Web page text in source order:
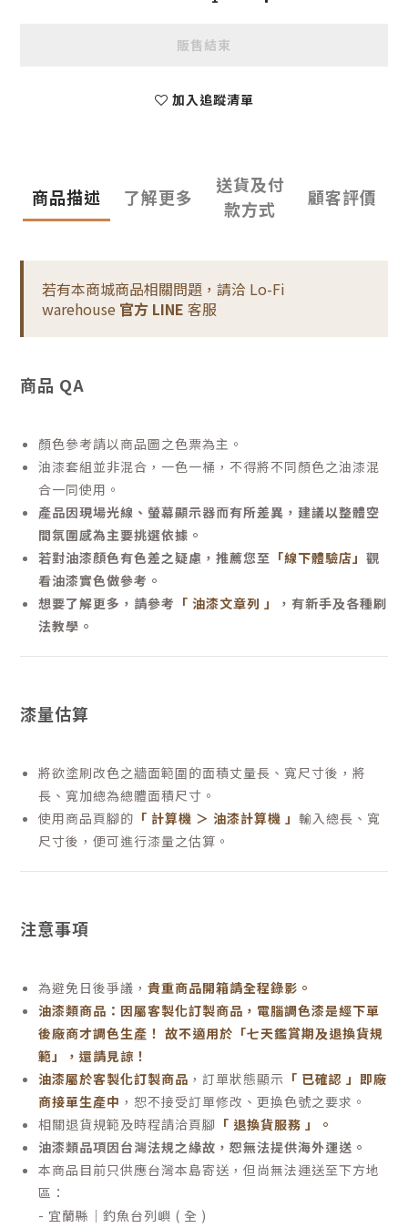
販售結束
加入追蹤清單
商品描述 了解更多
送貨及付
款方式
顧客評價
若有本商城商品相關問題，請洽 Lo-Fi
warehouse 官方 LINE 客服
商品 QA
顏色參考請以商品圖之色票為主。
油漆套組並非混合，一色一桶，不得將不同顏色之油漆混
合一同使用。
產品因現場光線、螢幕顯示器而有所差異，建議以整體空
間氛圍感為主要挑選依據。
若對油漆顏色有色差之疑慮，推薦您至 「線下體驗店」 觀
看油漆實色做參考。
想要了解更多，請參考 「 油漆文章列 」
，有新手及各種刷
法教學。
漆量估算
將欲塗刷改色之牆面範圍的面積丈量長、寬尺寸後，將
長、寬加總為總體面積尺寸。
使用商品頁腳的 「 計算機 ＞ 油漆計算機 」 輸入總長、寬
尺寸後，便可進行漆量之估算。
注意事項
為避免日後爭議， 貴重商品開箱請全程錄影。
油漆類商品：因屬客製化訂製商品，電腦調色漆是經下單
後廠商才調色生產！ 故不適用於「七天鑑賞期及退換貨規
範」，還請見諒！
油漆屬於客製化訂製商品 ，訂單狀態顯示 「 已確認 」即廠
商接單生產中 ，恕不接受訂單修改、更換色號之要求。
相關退貨規範及時程請洽頁腳 「 退換貨服務 」
。
油漆類品項因台灣法規之緣故，恕無法提供海外運送。
本商品目前只供應台灣本島寄送，但尚無法運送至下方地
區：
- 宜蘭縣｜釣魚台列嶼 ( 全 )